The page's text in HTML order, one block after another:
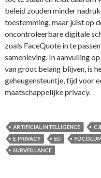
beleid zouden minder
toestemming, maar juist op
oncontroleerbare digitale
zoals FaceQuote in te
samenleving. In aanvulling
van groot belang blijven, is
geheugensteuntje, tijd voor
maatschappelijke privacy.
ARTIFICIAL INTELLIGENCE
E-PRIVACY
EU
SURVEILLANCE